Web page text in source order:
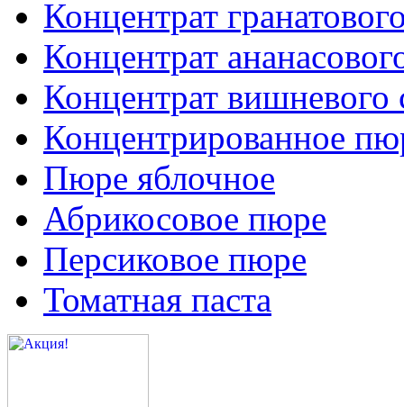
Концентрат
Концентрат
Концентрат вишневого
Концентрированное
Пюре яблочное
Абрикосовое пюре
Персиковое пюре
Томатная паста